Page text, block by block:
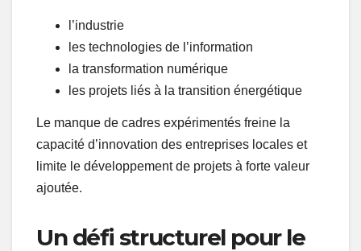
l’industrie
les technologies de l’information
la transformation numérique
les projets liés à la transition énergétique
Le manque de cadres expérimentés freine la
capacité d’innovation des entreprises locales et
limite le développement de projets à forte valeur
ajoutée.
Un défi structurel pour le